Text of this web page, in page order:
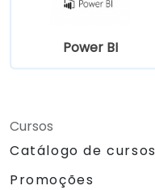
Power BI
Cursos
Catálogo de cursos
Promoções